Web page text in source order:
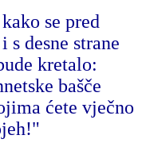
se pred
desne strane
kretalo:
bašče
ćete vječno